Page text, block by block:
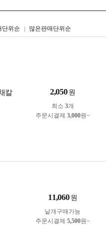
단위순 많은판매단위순
칼
2,050 원
최소 3개
주문시결제 3,000원~
11,060 원
낱개구매가능
주문시결제 5,500원~